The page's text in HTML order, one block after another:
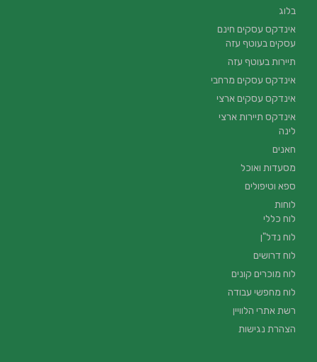
בלוג
אינדקס עסקים חינם
עסקים בעוטף עזה
תיירות בעוטף עזה
אינדקס עסקים מרחבי
אינדקס עסקים ארצי
אינדקס תיירות ארצי
לינה
חאנים
מסעדות ואוכל
ספא וטיפולים
לוחות
לוח כללי
לוח נדל"ן
לוח דרושים
לוח מוכרים קונים
לוח מחפשי עבודה
רשת אתרי הלוויין
הצהרת נגישות